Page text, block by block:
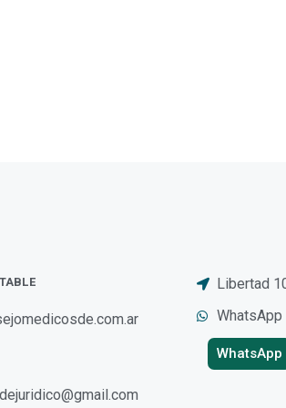
Libertad
WhatsApp
WhatsApp